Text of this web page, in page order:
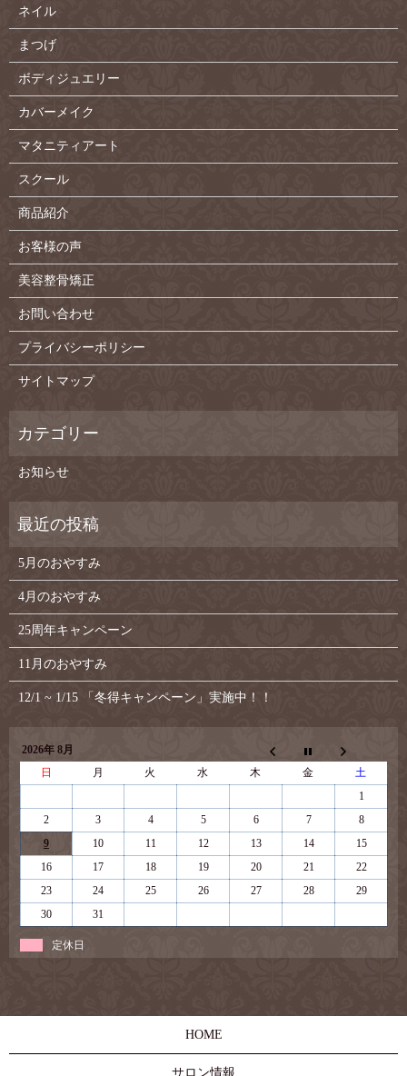
ネイル
まつげ
ボディジュエリー
カバーメイク
マタニティアート
スクール
商品紹介
お客様の声
美容整骨矯正
お問い合わせ
プライバシーポリシー
サイトマップ
お知らせ
5月のおやすみ
4月のおやすみ
25周年キャンペーン
11月のおやすみ
12/1 ~ 1/15 「冬得キャンペーン」実施中！！
2026年 8月
日
月 火 水 木 金
土
1
2
3 4 5 6 7
8
9
10 11 12 13 14
15
16
17 18 19 20 21
22
23
24 25 26 27 28
29
30
31
定休日
HOME
サロン情報